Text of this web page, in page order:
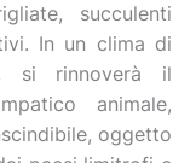
succulenti
In un clima di
si rinnoverà il
animale,
oggetto